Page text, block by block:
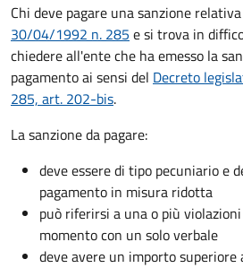
Chi deve pagare una sanzione
30/04/1992 n. 285 e si trova in
chiedere all'ente che ha emesso la
pagamento ai sensi del Decreto
285, art. 202-bis.
La sanzione da pagare:
deve essere di tipo pecuniario e
pagamento in misura ridotta
può riferirsi a una o più
momento con un solo verbale
deve avere un importo superiore